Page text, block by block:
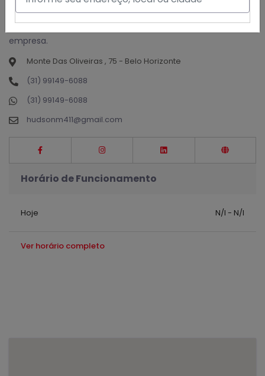
Negócio dedicado a venda de Marmitex no delivery, com
qualidade e bom preço no conforto da sua casa ou
empresa.
Monte Das Oliveiras , 75 - Belo Horizonte
(31) 99149-6088
(31) 99149-6088
hudsonm411@gmail.com
Horário de Funcionamento
Hoje N/I - N/I
Ver horário completo